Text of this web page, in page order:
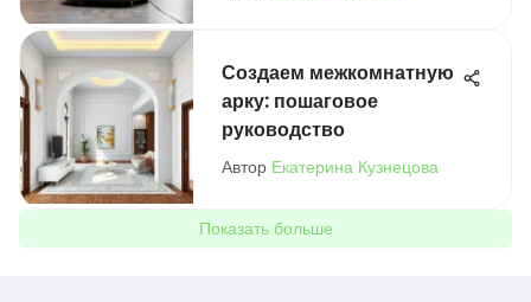
Создаем межкомнатную
арку: пошаговое
руководство
Автор Екатерина Кузнецова
Показать больше